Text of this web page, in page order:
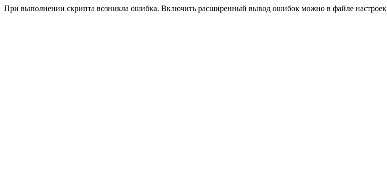
При выполнении скрипта возникла ошибка. Включить расширенный вывод ошибок можно в файле настроек